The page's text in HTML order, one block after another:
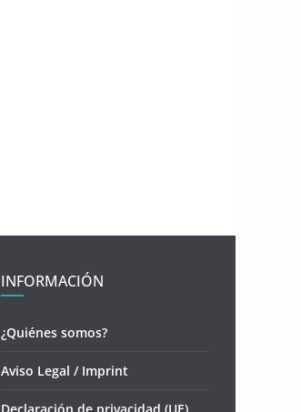
INFORMACIÓN
¿Quiénes somos?
Aviso Legal / Imprint